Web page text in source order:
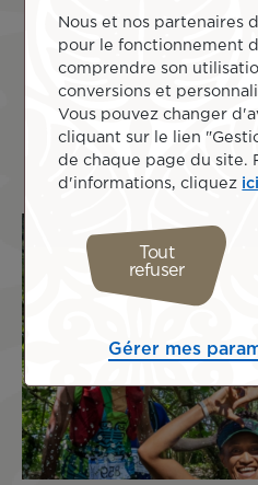
Nous et nos partenaires
pour le fonctionnement
comprendre son
conversions et
Vous pouvez changer
cliquant sur le lien
de chaque page du site.
d'informations, cliquez ici
Tout
refuser
Gérer mes